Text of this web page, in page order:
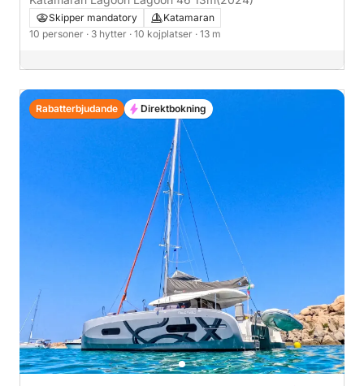
Skipper mandatory
Katamaran
10 personer · 3 hytter · 10 kojplatser · 13 m
Rabatterbjudande Direktbokning